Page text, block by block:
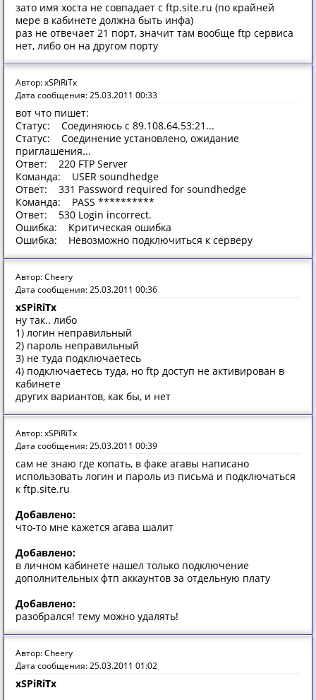
зато имя хоста не совпадает с ftp.site.ru (по крайней
мере в кабинете должна быть инфа)
раз не отвечает 21 порт, значит там вообще ftp сервиса
нет, либо он на другом порту
Автор: xSPiRiTx
Дата сообщения: 25.03.2011 00:33
вот что пишет:
Статус: Соединяюсь с 89.108.64.53:21...
Статус: Соединение установлено, ожидание
приглашения...
Ответ: 220 FTP Server
Команда: USER soundhedge
Ответ: 331 Password required for soundhedge
Команда: PASS **********
Ответ: 530 Login incorrect.
Ошибка: Критическая ошибка
Ошибка: Невозможно подключиться к серверу
Автор: Cheery
Дата сообщения: 25.03.2011 00:36
xSPiRiTx
ну так.. либо
1) логин неправильный
2) пароль неправильный
3) не туда подключаетесь
4) подключаетесь туда, но ftp доступ не активирован в
кабинете
других вариантов, как бы, и нет
Автор: xSPiRiTx
Дата сообщения: 25.03.2011 00:39
сам не знаю где копать, в факе агавы написано
использовать логин и пароль из письма и подключаться
к ftp.site.ru
Добавлено:
что-то мне кажется агава шалит
Добавлено:
в личном кабинете нашел только подключение
дополнительных фтп аккаунтов за отдельную плату
Добавлено:
разобрался! тему можно удалять!
Автор: Cheery
Дата сообщения: 25.03.2011 01:02
xSPiRiTx